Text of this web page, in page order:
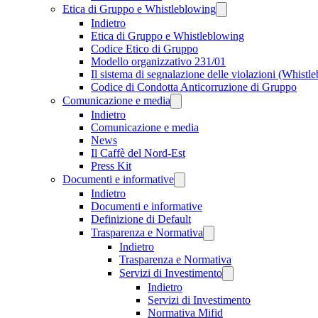
Etica di Gruppo e Whistleblowing
Indietro
Etica di Gruppo e Whistleblowing
Codice Etico di Gruppo
Modello organizzativo 231/01
Il sistema di segnalazione delle violazioni
Codice di Condotta Anticorruzione di Gruppo
Comunicazione e media
Indietro
Comunicazione e media
News
Il Caffè del Nord-Est
Press Kit
Documenti e informative
Indietro
Documenti e informative
Definizione di Default
Trasparenza e Normativa
Indietro
Trasparenza e Normativa
Servizi di Investimento
Indietro
Servizi di Investimento
Normativa Mifid